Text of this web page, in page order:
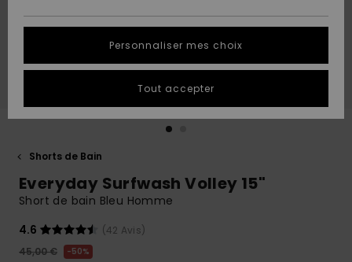
A
Découvrir
A
Découvrir
tailles
conversation
plus rapide
à votre
Démarrer
QUIKSILVER
Shorts de Bain
Everyday Surfwash Volley 15"
Short de bain Bleu Homme
4.6
(42 Avis)
45,00 €
50%
Personnaliser mes choix
Tout accepter